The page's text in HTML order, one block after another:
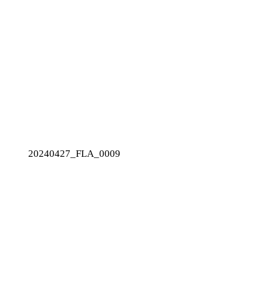
20240427_FLA_0009